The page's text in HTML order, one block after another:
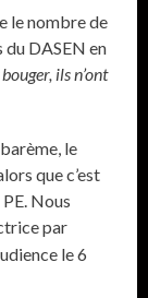
le nombre de
DASEN en
ils n’ont
le
que c’est
Nous
par
le 6